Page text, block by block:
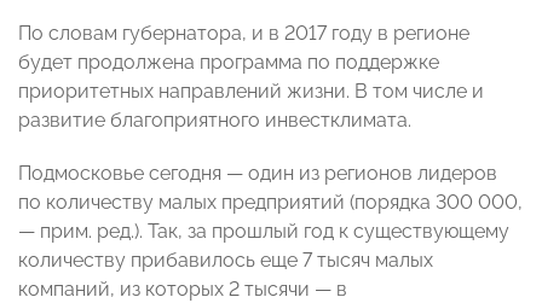
По словам губернатора, и в 2017 году в регионе
будет продолжена программа по поддержке
приоритетных направлений жизни. В том числе и
развитие благоприятного инвестклимата.
Подмосковье сегодня — один из регионов лидеров
по количеству малых предприятий (порядка 300 000,
— прим. ред.). Так, за прошлый год к существующему
количеству прибавилось еще 7 тысяч малых
компаний, из которых 2 тысячи — в